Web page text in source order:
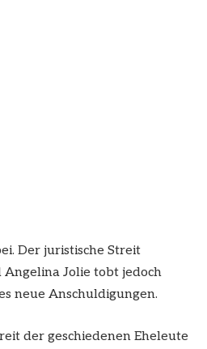
Der juristische Streit
Jolie tobt jedoch
neue Anschuldigungen.
der geschiedenen Eheleute